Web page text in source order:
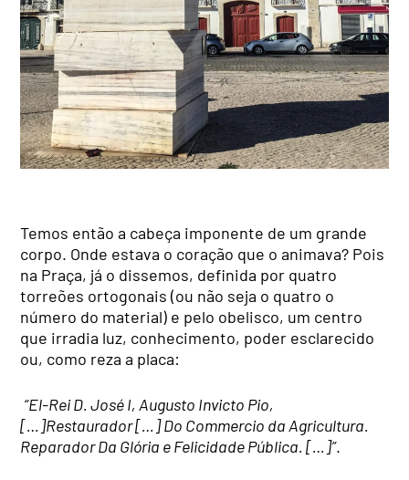
Temos então a cabeça imponente de um grande
corpo. Onde estava o coração que o animava? Pois
na Praça, já o dissemos, definida por quatro
torreões ortogonais (ou não seja o quatro o
número do material) e pelo obelisco, um centro
que irradia luz, conhecimento, poder esclarecido
ou, como reza a placa:
“El-Rei D. José I, Augusto Invicto Pio,
[…]Restaurador […] Do Commercio da Agricultura.
Reparador Da Glória e Felicidade Pública. […]”.